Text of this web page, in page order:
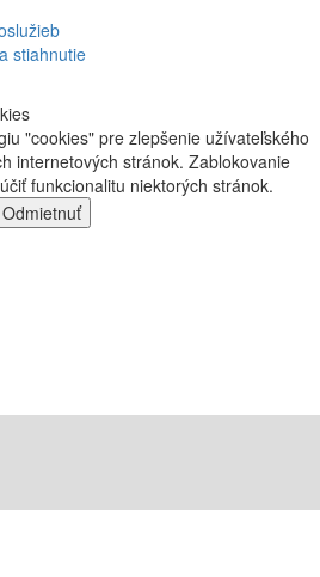
stiahnutie
"cookies" pre zlepšenie užívateľského
internetových stránok. Zablokovanie
funkcionalitu niektorých stránok.
Odmietnuť